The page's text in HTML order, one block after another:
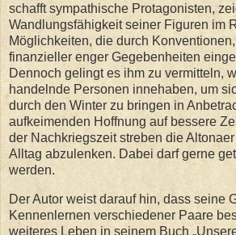
schafft sympathische Protagonisten,
Wandlungsfähigkeit seiner Figuren im
Möglichkeiten, die durch
finanzieller enger Gegebenheiten
Dennoch gelingt es ihm zu vermitteln,
handelnde Personen innehaben, um
durch den Winter zu bringen in
aufkeimenden Hoffnung auf bessere
der Nachkriegszeit streben die
Alltag abzulenken. Dabei darf gerne
werden.
Der Autor weist darauf hin, dass seine
Kennenlernen verschiedener Paare
weiteres Leben in seinem Buch